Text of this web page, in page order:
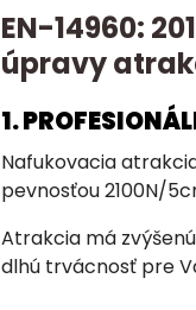
EN-14960:
úpravy
1.
Nafukovacia
pevnosťou 2100N/
Atrakcia má
dlhú trvácnosť pre